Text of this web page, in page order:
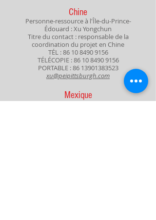
Chine
Personne-ressource à l'Île-du-Prince-
Édouard : Xu Yongchun
Titre du contact : responsable de la
coordination du projet en Chine
TÉL :86 10 8490 9156
TÉLÉCOPIE :86 10 8490 9156
PORTABLE :86 13901383523
xu@peipittsburgh.com
Mexique